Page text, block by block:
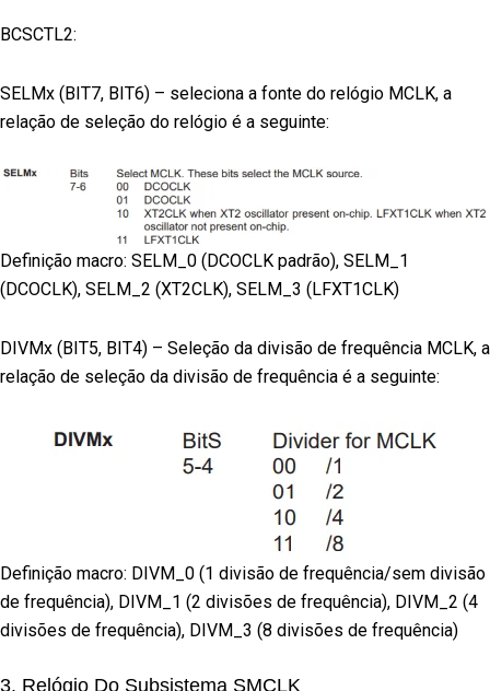
BCSCTL2:
SELMx (BIT7, BIT6) – seleciona a fonte do relógio MCLK, a
relação de seleção do relógio é a seguinte:
Definição macro: SELM_0 (DCOCLK padrão), SELM_1
(DCOCLK), SELM_2 (XT2CLK), SELM_3 (LFXT1CLK)
DIVMx (BIT5, BIT4) – Seleção da divisão de frequência MCLK, a
relação de seleção da divisão de frequência é a seguinte:
Definição macro: DIVM_0 (1 divisão de frequência/sem divisão
de frequência), DIVM_1 (2 divisões de frequência), DIVM_2 (4
divisões de frequência), DIVM_3 (8 divisões de frequência)
3. Relógio Do Subsistema SMCLK